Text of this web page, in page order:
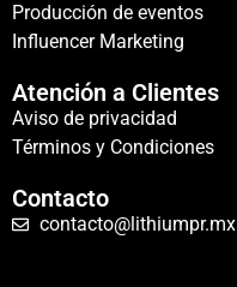
Producción de eventos
Influencer Marketing
Atención a Clientes
Aviso de privacidad
Términos y Condiciones
Contacto
contacto@lithiumpr.mx